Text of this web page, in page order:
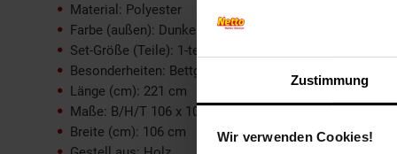
Zustimmung
Wir verwenden Cookies!
Material: Polyester
Farbe (außen): Dunkelgrau
Set-Größe (Teile): 1-teilig
Besonderheiten: Bettgestell inkl. Lattenrost
Länge (cm): 221 cm
Maße: B/H/T 106 x 102 x 221 cm
Breite (cm): 106 cm